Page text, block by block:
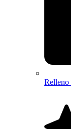
Relleno